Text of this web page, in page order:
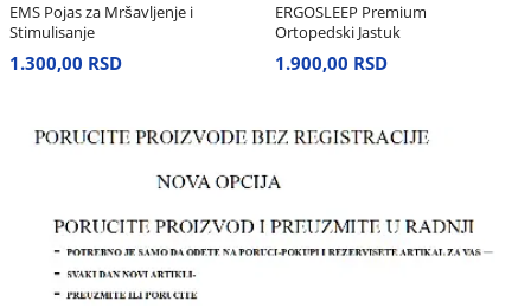
EMS Pojas za Mršavljenje i
Stimulisanje
1.300,00 RSD
ERGOSLEEP Premium
Ortopedski Jastuk
1.900,00 RSD